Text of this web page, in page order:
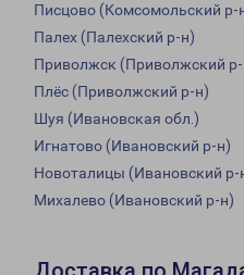
Писцово (Комсомольский р-
Палех (Палехский р-н)
Приволжск (Приволжский
Плёс (Приволжский р-н)
Шуя (Ивановская обл.)
Игнатово (Ивановский р-н)
Новоталицы (Ивановский р-
Михалево (Ивановский р-н)